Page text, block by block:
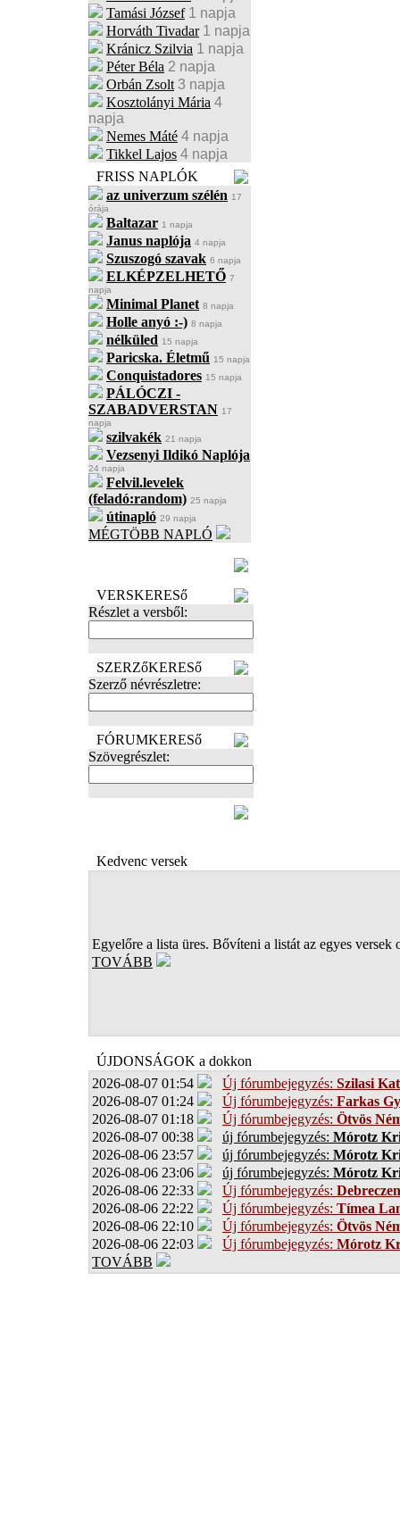
Tamási József 1 napja
Horváth Tivadar 1 napja
Kránicz Szilvia 1 napja
Péter Béla 2 napja
Orbán Zsolt 3 napja
Kosztolányi Mária 4
napja
Nemes Máté 4 napja
Tikkel Lajos 4 napja
FRISS NAPLÓK
az univerzum szélén 17
órája
Baltazar 1 napja
Janus naplója 4 napja
Szuszogó szavak 6 napja
ELKÉPZELHETŐ 7
napja
Minimal Planet 8 napja
Holle anyó :-) 8 napja
nélküled 15 napja
Paricska. Életmű 15 napja
Conquistadores 15 napja
PÁLÓCZI -
SZABADVERSTAN 17
napja
szilvakék 21 napja
Vezsenyi Ildikó Naplója
24 napja
Felvil.levelek
(feladó:random) 25 napja
útinapló 29 napja
MÉGTÖBB NAPLÓ
VERSKERESő
Részlet a versből:
SZERZőKERESő
Szerző névrészletre:
FÓRUMKERESő
Szövegrészlet:
Kedvenc versek
Egyelőre a lista üres. Bővíteni a listát az egyes versek
TOVÁBB
ÚJDONSÁGOK a dokkon
2026-08-07 01:54
Új fórumbejegyzés: Szilasi
2026-08-07 01:24
Új fórumbejegyzés: Farkas
2026-08-07 01:18
Új fórumbejegyzés: Ötvös
2026-08-07 00:38
új fórumbejegyzés: Mórotz
2026-08-06 23:57
új fórumbejegyzés: Mórotz
2026-08-06 23:06
új fórumbejegyzés: Mórotz
2026-08-06 22:33
Új fórumbejegyzés:
2026-08-06 22:22
Új fórumbejegyzés: Tímea
2026-08-06 22:10
Új fórumbejegyzés: Ötvös
2026-08-06 22:03
Új fórumbejegyzés: Mórotz
TOVÁBB